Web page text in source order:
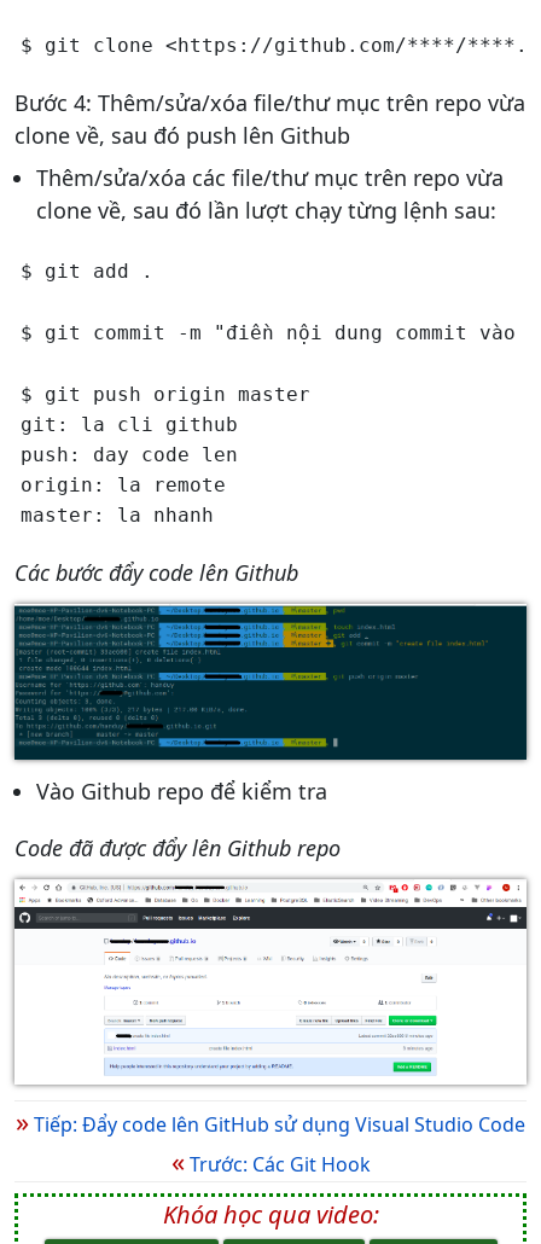
Bước 4: Thêm/sửa/xóa file/thư mục trên repo vừa
clone về, sau đó push lên Github
Thêm/sửa/xóa các file/thư mục trên repo vừa
clone về, sau đó lần lượt chạy từng lệnh sau:
$ git push origin master
git: la cli github
push: day code len
origin: la remote
Các bước đẩy code lên Github
Vào Github repo để kiểm tra
Code đã được đẩy lên Github repo
»Tiếp: Đẩy code lên GitHub sử dụng Visual Studio Code
«Trước: Các Git Hook
Khóa học qua video: